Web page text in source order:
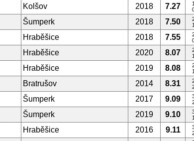
Kolšov 2018 7.27
Šumperk 2018 7.50
Hraběšice 2018 7.55
Hraběšice 2020 8.07
Hraběšice 2019 8.08
Bratrušov 2014 8.31
Šumperk 2017 9.09
Šumperk 2019 9.10
Hraběšice 2016 9.11